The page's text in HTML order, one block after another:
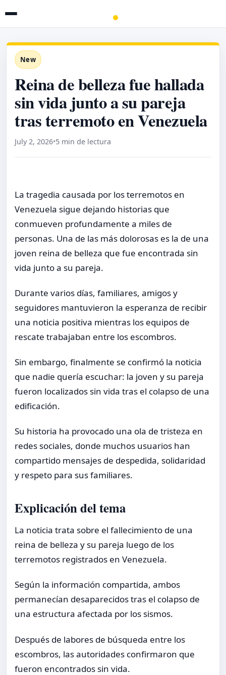
New
Reina de belleza fue hallada
sin vida junto a su pareja
tras terremoto en Venezuela
July 2, 2026•5 min de lectura
La tragedia causada por los terremotos en
Venezuela sigue dejando historias que
conmueven profundamente a miles de
personas. Una de las más dolorosas es la de una
joven reina de belleza que fue encontrada sin
vida junto a su pareja.
Durante varios días, familiares, amigos y
seguidores mantuvieron la esperanza de recibir
una noticia positiva mientras los equipos de
rescate trabajaban entre los escombros.
Sin embargo, finalmente se confirmó la noticia
que nadie quería escuchar: la joven y su pareja
fueron localizados sin vida tras el colapso de una
edificación.
Su historia ha provocado una ola de tristeza en
redes sociales, donde muchos usuarios han
compartido mensajes de despedida, solidaridad
y respeto para sus familiares.
Explicación del tema
La noticia trata sobre el fallecimiento de una
reina de belleza y su pareja luego de los
terremotos registrados en Venezuela.
Según la información compartida, ambos
permanecían desaparecidos tras el colapso de
una estructura afectada por los sismos.
Después de labores de búsqueda entre los
escombros, las autoridades confirmaron que
fueron encontrados sin vida.